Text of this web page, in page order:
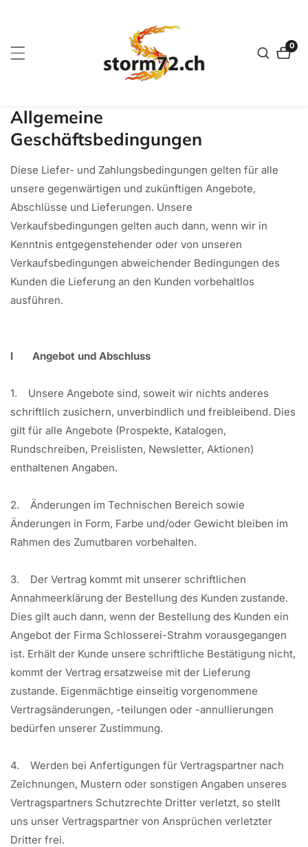
00
Allgemeine
Geschäftsbedingungen
Diese Liefer- und Zahlungsbedingungen gelten für alle
unsere gegenwärtigen und zukünftigen Angebote,
Abschlüsse und Lieferungen. Unsere
Verkaufsbedingungen gelten auch dann, wenn wir in
Kenntnis entgegenstehender oder von unseren
Verkaufsbedingungen abweichender Bedingungen des
Kunden die Lieferung an den Kunden vorbehaltlos
ausführen.
I Angebot und Abschluss
1. Unsere Angebote sind, soweit wir nichts anderes
schriftlich zusichern, unverbindlich und freibleibend. Dies
gilt für alle Angebote (Prospekte, Katalogen,
Rundschreiben, Preislisten, Newsletter, Aktionen)
enthaltenen Angaben.
2. Änderungen im Technischen Bereich sowie
Änderungen in Form, Farbe und/oder Gewicht bleiben im
Rahmen des Zumutbaren vorbehalten.
3. Der Vertrag kommt mit unserer schriftlichen
Annahmeerklärung der Bestellung des Kunden zustande.
Dies gilt auch dann, wenn der Bestellung des Kunden ein
Angebot der Firma Schlosserei-Strahm vorausgegangen
ist. Erhält der Kunde unsere schriftliche Bestätigung nicht,
kommt der Vertrag ersatzweise mit der Lieferung
zustande. Eigenmächtige einseitig vorgenommene
Vertragsänderungen, -teilungen oder -annullierungen
bedürfen unserer Zustimmung.
4. Werden bei Anfertigungen für Vertragspartner nach
Zeichnungen, Mustern oder sonstigen Angaben unseres
Vertragspartners Schutzrechte Dritter verletzt, so stellt
uns unser Vertragspartner von Ansprüchen verletzter
Dritter frei.